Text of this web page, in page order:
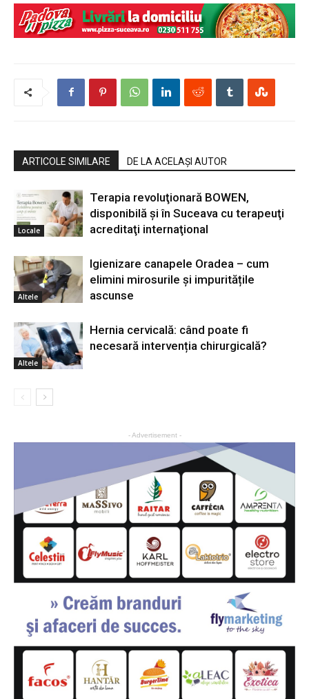
ARTICOLE SIMILARE DE LA ACELAȘI AUTOR
Locale
Terapia revoluţionară BOWEN,
disponibilă şi în Suceava cu terapeuţi
acreditaţi internaţional
Altele
Igienizare canapele Oradea – cum
elimini mirosurile și impuritățile
ascunse
Altele
Hernia cervicală: când poate fi
necesară intervenția chirurgicală?
- Advertisement -